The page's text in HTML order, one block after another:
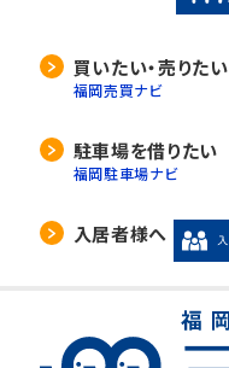
買いたい・売りたい
福岡売買ナビ
駐車場を借りたい
福岡駐車場ナビ
入居者様へ